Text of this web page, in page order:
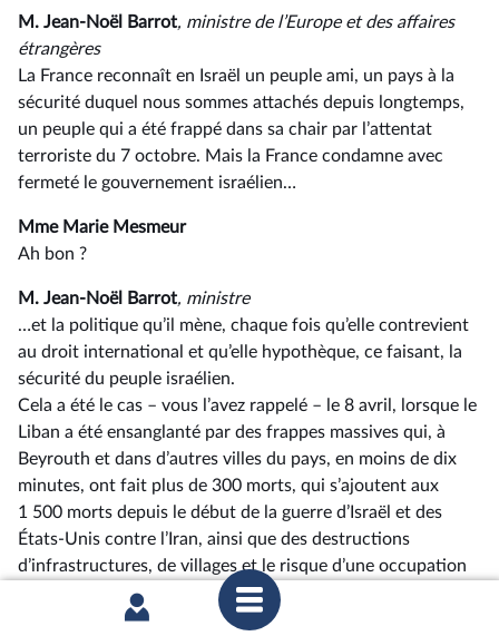
M. Jean-Noël Barrot, ministre de l’Europe et des affaires
étrangères
La France reconnaît en Israël un peuple ami, un pays à la
sécurité duquel nous sommes attachés depuis longtemps,
un peuple qui a été frappé dans sa chair par l’attentat
terroriste du 7 octobre. Mais la France condamne avec
fermeté le gouvernement israélien…
Mme Marie Mesmeur
Ah bon ?
M. Jean-Noël Barrot, ministre
…et la politique qu’il mène, chaque fois qu’elle contrevient
au droit international et qu’elle hypothèque, ce faisant, la
sécurité du peuple israélien.
Cela a été le cas –⁠ vous l’avez rappelé – le 8 avril, lorsque le
Liban a été ensanglanté par des frappes massives qui, à
Beyrouth et dans d’autres villes du pays, en moins de dix
minutes, ont fait plus de 300 morts, qui s’ajoutent aux
1 500 morts depuis le début de la guerre d’Israël et des
États-Unis contre l’Iran, ainsi que des destructions
d’infrastructures, de villages et le risque d’une occupation
prolongée du pays.